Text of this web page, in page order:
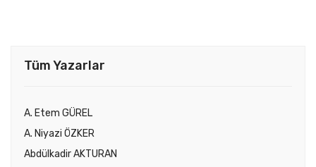
Tüm Yazarlar
A. Etem GÜREL
A. Niyazi ÖZKER
Abdülkadir AKTURAN